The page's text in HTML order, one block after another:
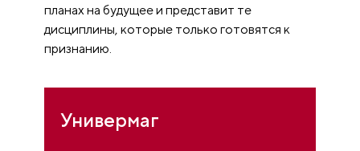
планах на будущее и представит те
дисциплины, которые только готовятся к
признанию.
Универмаг